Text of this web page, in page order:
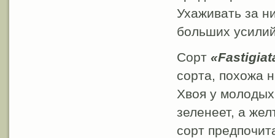
Ухаживать за
больших
Сорт
сорта, похожа
Хвоя у
зеленеет, а
сорт